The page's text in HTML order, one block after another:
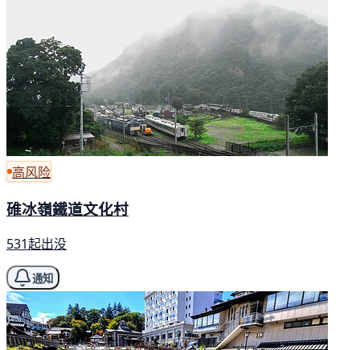
高风险
碓冰嶺鐵道文化村
531起出没
通知